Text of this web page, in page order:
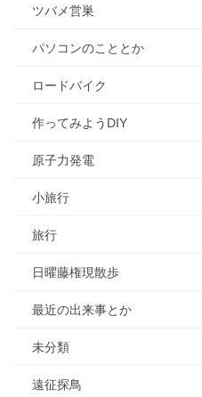
ツバメ営巣
パソコンのこととか
ロードバイク
作ってみようDIY
原子力発電
小旅行
旅行
日曜藤権現散歩
最近の出来事とか
未分類
遠征探鳥